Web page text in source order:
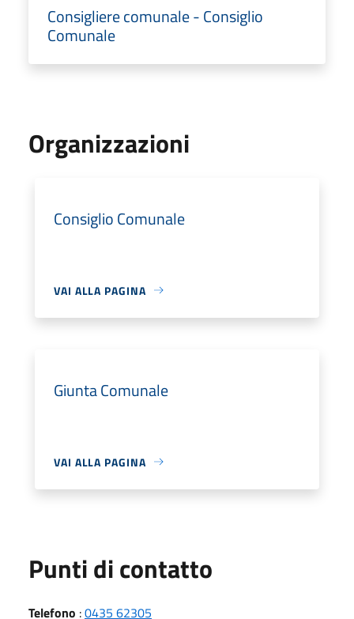
Consigliere comunale - Consiglio
Comunale
Organizzazioni
Consiglio Comunale
VAI ALLA PAGINA
Giunta Comunale
VAI ALLA PAGINA
Punti di contatto
Telefono :0435 62305